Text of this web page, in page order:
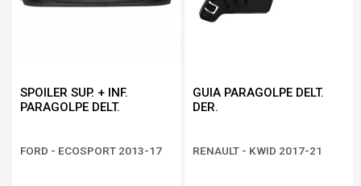
SPOILER SUP. + INF.
PARAGOLPE DELT.
FORD - ECOSPORT 2013-17
GUIA PARAGOLPE DELT.
DER.
RENAULT - KWID 2017-21